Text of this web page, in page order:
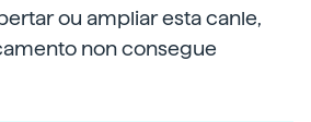
ou ampliar esta canle,
non consegue